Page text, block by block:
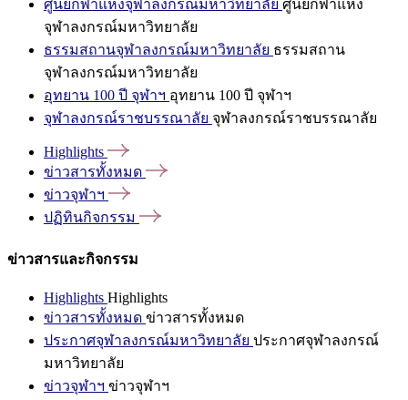
ศูนย์กีฬาแห่งจุฬาลงกรณ์มหาวิทยาลัย ศูนย์กีฬาแห่ง
จุฬาลงกรณ์มหาวิทยาลัย
ธรรมสถานจุฬาลงกรณ์มหาวิทยาลัย ธรรมสถาน
จุฬาลงกรณ์มหาวิทยาลัย
อุทยาน 100 ปี จุฬาฯ อุทยาน 100 ปี จุฬาฯ
จุฬาลงกรณ์ราชบรรณาลัย จุฬาลงกรณ์ราชบรรณาลัย
Highlights
ข่าวสารทั้งหมด
ข่าวจุฬาฯ
ปฏิทินกิจกรรม
ข่าวสารและกิจกรรม
Highlights Highlights
ข่าวสารทั้งหมด ข่าวสารทั้งหมด
ประกาศจุฬาลงกรณ์มหาวิทยาลัย ประกาศจุฬาลงกรณ์
มหาวิทยาลัย
ข่าวจุฬาฯ ข่าวจุฬาฯ